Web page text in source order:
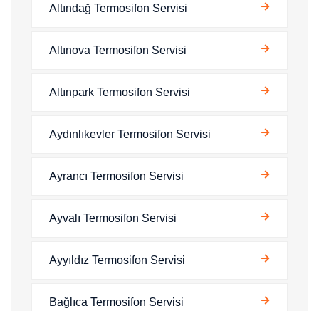
Altındağ Termosifon Servisi
Altınova Termosifon Servisi
Altınpark Termosifon Servisi
Aydınlıkevler Termosifon Servisi
Ayrancı Termosifon Servisi
Ayvalı Termosifon Servisi
Ayyıldız Termosifon Servisi
Bağlıca Termosifon Servisi